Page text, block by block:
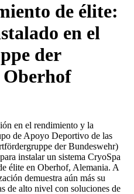
de élite:
en el
der
Oberhof
en el rendimiento y la
de Apoyo Deportivo de las
der Bundeswehr)
instalar un sistema CryoSpa
élite en Oberhof, Alemania. A
demuestra aún más su
de alto nivel con soluciones de